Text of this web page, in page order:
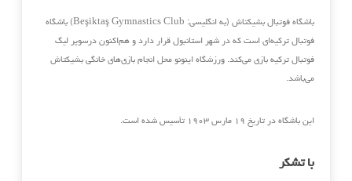
باشگاه فوتبال بشیکتاش
(به انگلیسی: Beşiktaş Gymnastics Club) باشگاه
فوتبال ترکیه‌ای است که در شهر استانبول قرار دارد و هم‌اکنون درسوپر لیگ
فوتبال ترکیه بازی می‌کند. ورزشگاه اینونو محل انجام بازی‌های خانگی بشیکتاش
می‌باشد.
این باشگاه در تاریخ ۱۹ مارس ‎۱۹۰۳ تأسیس شده است.
با تشکر